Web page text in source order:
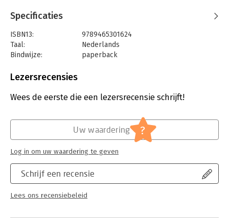
Specificaties
ISBN13:
9789465301624
Taal:
Nederlands
Bindwijze:
paperback
Uitgever:
Verschijningsdatum:
15-3-2026
Algemeen management
Lezersrecensies
Wees de eerste die een lezersrecensie schrijft!
Schrijf een recensie
Lees ons recensiebeleid
Uw waardering ?
Log in om uw waardering te geven